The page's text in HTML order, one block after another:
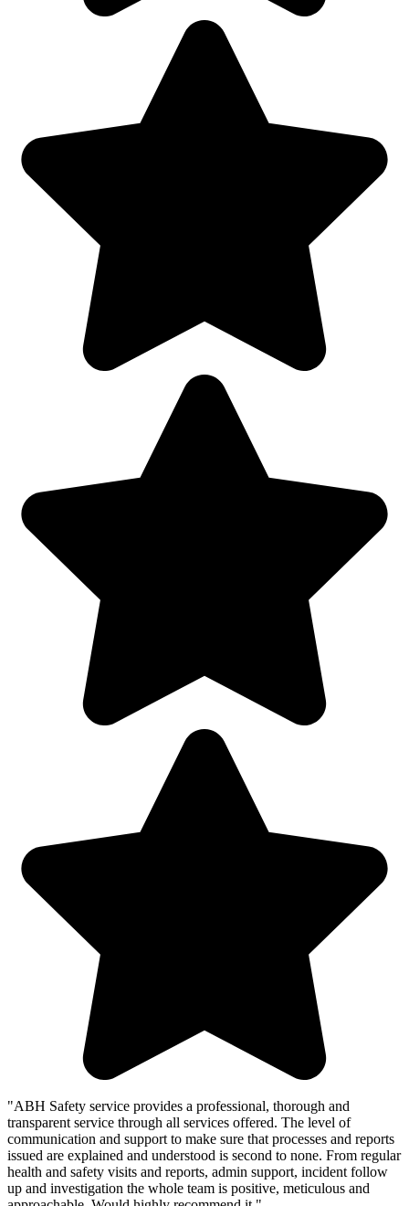
"ABH Safety service provides a professional, thorough and
transparent service through all services offered. The level of
communication and support to make sure that processes and reports
issued are explained and understood is second to none. From regular
health and safety visits and reports, admin support, incident follow
up and investigation the whole team is positive, meticulous and